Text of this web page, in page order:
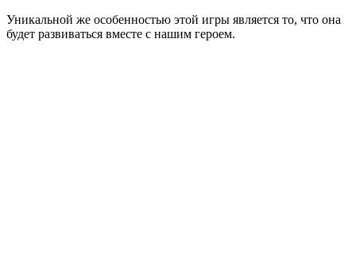
Уникальной же особенностью этой игры является то, что она
будет развиваться вместе с нашим героем.